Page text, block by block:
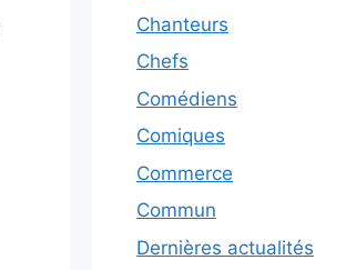
Chanteurs
Chefs
Comédiens
Comiques
Commerce
Commun
Dernières actualités